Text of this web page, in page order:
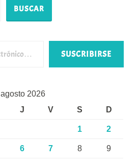
BUSCAR
SUSCRIBIRSE
agosto 2026
J V S D
1 2
6 7 8 9